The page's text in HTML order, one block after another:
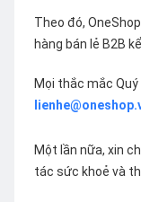
Theo đó,
hàng bán lẻ B2B
Mọi thắc mắc
Một lần nữa, xin
tác sức khoẻ và